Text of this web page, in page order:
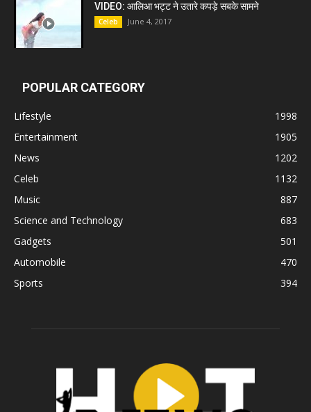
VIDEO: आलिआ भट्ट ने उतारे कपड़े सबके सामने
Celeb June 4, 2017
POPULAR CATEGORY
Lifestyle
1998
Entertainment
1905
News
1202
Celeb
1132
Music
887
Science and Technology
683
Gadgets
501
Automobile
470
Sports
394